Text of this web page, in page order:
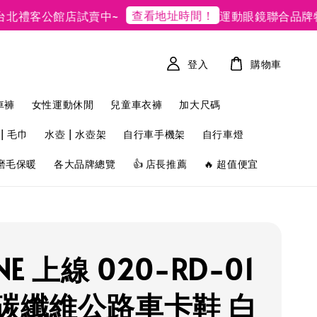
客公館店試賣中~ 查看地址時間！ 運動眼鏡聯合品牌特賣
褲 女性運動休閒 兒童車衣褲 加大尺碼
毛巾 水壺 | 水壺架 自行車手機架 自行車燈
毛保暖 各大品牌總覽 👍 店長推薦 🔥 超值便宜
登入 購物車
上線 020-RD-01
纖維公路車卡鞋 白